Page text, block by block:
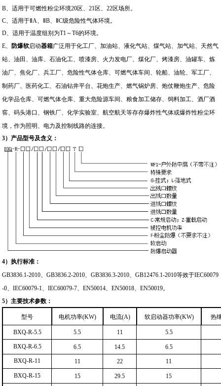
B 、适用于可燃性粉尘环境20区、21区、22区场所。
C 、适用于ⅡA、ⅡB、ⅡC级危险性气体环境。
D 、适用于温度组别为T1～T6的环境。
E
防爆软启动器箱广泛用于化工厂、加油站、液化气站、煤气站、加气站、天然气
站、油田、油库、石油化工、喷漆房、火力发电厂、煤化厂、烤漆房、油罐车、炼
油厂、焦化厂、兵工厂、危险性气体仓库、可燃气体车间、轮船、油轮、军工厂、
制药厂、医药化工、石油钻井平台、花炮生产、燃气锅炉房、炮仗鞭炮生产、危险
化学品仓库、可燃气体仓库、重大危险源车间、粮食加工储存、饲料加工、酒厂酒
窖、码头港口、钢铁厂、化学实验室、航空航天等存存爆炸性气体或爆炸性粉尘环
境，作为照明、电力及控制线路的连接。
3）产品型号及含义：
4）执行标准：
GB3836.1-2010、GB3836.2-2010、GB3836.3-2010、GB12476.1-2010等效于IEC60079
-0、IEC60079-1、IEC60079-7、EN50014、EN50018、EN50019。
5）主要技术参数：
型号 电机功率(KW) 电流(A) 软启动器功率(KW) 热
BXQ-R-5.5 5.5 11 5.5
BXQ-R-6.5 6.5 14.5
6.5
BXQ-R-11
11 22 11
BXQ-R-15 15 29.5
15